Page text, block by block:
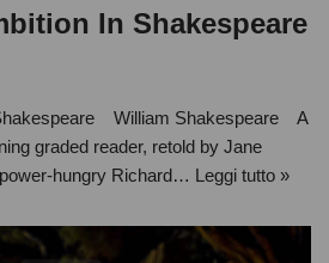
In Shakespeare
William Shakespeare A
graded reader, retold by Jane
hungry Richard… Leggi tutto »